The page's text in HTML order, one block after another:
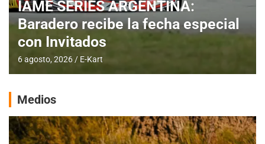
IAME SERIES ARGENTINA:
Baradero recibe la fecha especial
con Invitados
6 agosto, 2026 E-Kart
Medios